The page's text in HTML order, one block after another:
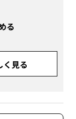
る
く見る